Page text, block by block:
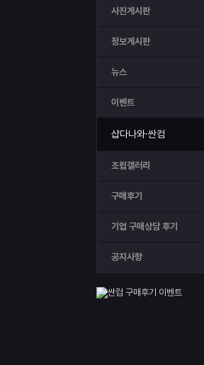
사진게시판
정보게시판
뉴스
이벤트
샵다나와·싼컴
조립갤러리
구매후기
기업 구매상담 후기
공지사항